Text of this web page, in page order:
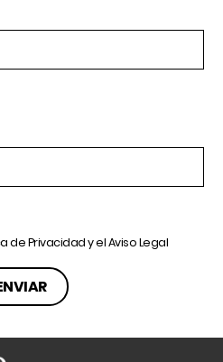
de Privacidady elAviso Legal